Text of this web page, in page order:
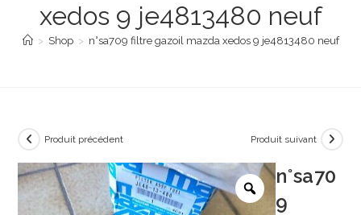
xedos 9 je4813480 neuf
> Shop > n°sa709 filtre gazoil mazda xedos 9 je4813480 neuf
Produit précédent Produit suivant
n°sa70
9